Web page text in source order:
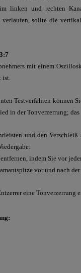
linken und rechten
sollte die
mit einem
ist.
Testverfahren können
in der Tonverzerrung;
und den
indem Sie vor
vor und nach
eine